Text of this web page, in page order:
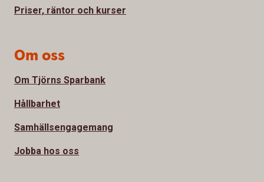
Priser, räntor och kurser
Om oss
Om Tjörns Sparbank
Hållbarhet
Samhällsengagemang
Jobba hos oss